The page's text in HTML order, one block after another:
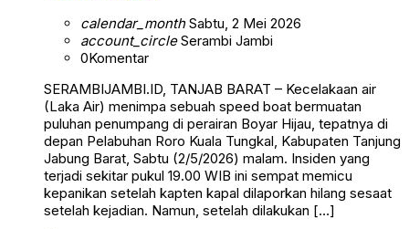
calendar_monthSabtu, 2 Mei 2026
account_circleSerambi Jambi
0Komentar
SERAMBIJAMBI.ID, TANJAB BARAT – Kecelakaan air
(Laka Air) menimpa sebuah speed boat bermuatan
puluhan penumpang di perairan Boyar Hijau, tepatnya di
depan Pelabuhan Roro Kuala Tungkal, Kabupaten Tanjung
Jabung Barat, Sabtu (2/5/2026) malam. Insiden yang
terjadi sekitar pukul 19.00 WIB ini sempat memicu
kepanikan setelah kapten kapal dilaporkan hilang sesaat
setelah kejadian. Namun, setelah dilakukan […]